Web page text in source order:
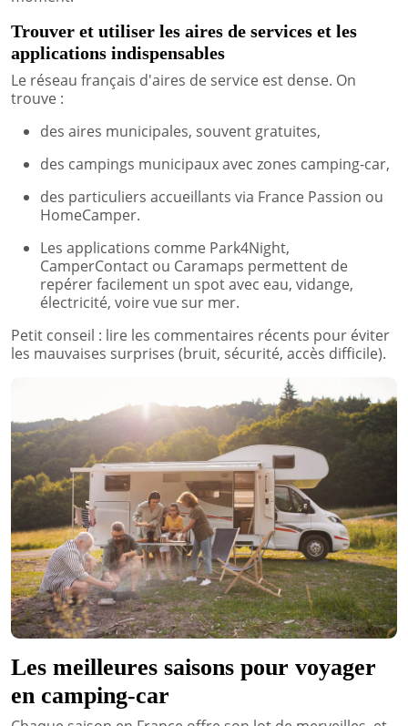
Trouver et utiliser les aires de services et les
applications indispensables
Le réseau français d'aires de service est dense. On
trouve :
des aires municipales, souvent gratuites,
des campings municipaux avec zones camping-car,
des particuliers accueillants via France Passion ou
HomeCamper.
Les applications comme Park4Night,
CamperContact ou Caramaps permettent de
repérer facilement un spot avec eau, vidange,
électricité, voire vue sur mer.
Petit conseil : lire les commentaires récents pour éviter
les mauvaises surprises (bruit, sécurité, accès difficile).
Les meilleures saisons pour voyager
en camping-car